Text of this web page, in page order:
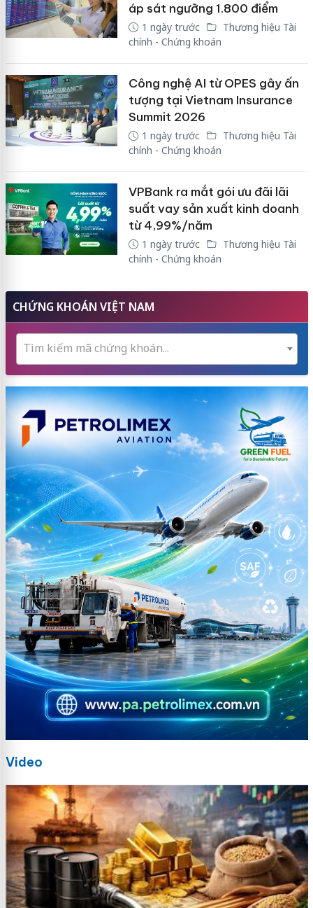
áp sát ngưỡng 1.800 điểm
1 ngày trước
Thương hiệu Tài
chính - Chứng khoán
Công nghệ AI từ OPES gây ấn
tượng tại Vietnam Insurance
Summit 2026
1 ngày trước
Thương hiệu Tài
chính - Chứng khoán
VPBank ra mắt gói ưu đãi lãi
suất vay sản xuất kinh doanh
từ 4,99%/năm
1 ngày trước
Thương hiệu Tài
chính - Chứng khoán
CHỨNG KHOÁN VIỆT NAM
Tìm kiếm mã chứng khoán...
Video